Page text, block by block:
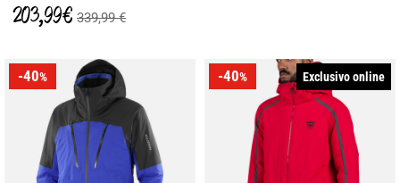
203,99 € 339,99 €
-40% -40% Exclusivo online